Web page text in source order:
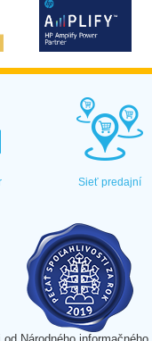
Sieť predajní